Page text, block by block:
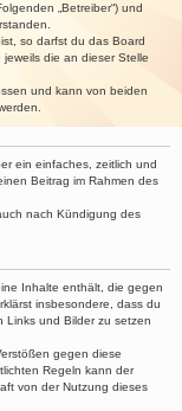
„Betreiber“) und
so darfst du das Board
die an dieser Stelle
und kann von beiden
ein einfaches, zeitlich und
Beitrag im Rahmen des
nach Kündigung des
Inhalte enthält, die gegen
insbesondere, dass du
Links und Bilder zu setzen
gegen diese
Regeln kann der
von der Nutzung dieses